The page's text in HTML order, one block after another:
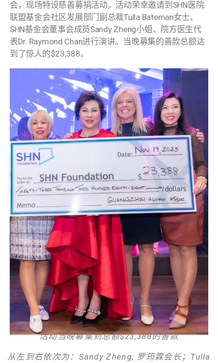
会，现场特设慈善募捐活动。活动荣幸邀请到SHN医院
联盟基金会社区发展部门副总裁Tulla Bateman女士、
SHN基金会董事会成员Sandy Zheng小姐、院方医生代
表Dr. Raymond Chan进行演讲。当晚募集的善款总额达
到了惊人的$23,388。
活动当晚募集到总额$23,388的善款
从左到右依次为： Sandy Zheng; 罗筠霖会长；Tulla